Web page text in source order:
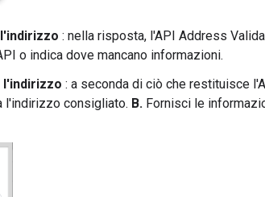
: nella risposta, l'API Address
o indica dove mancano informazioni.
l'indirizzo : a seconda di ciò che restituisce
l'indirizzo consigliato. B. Fornisci le